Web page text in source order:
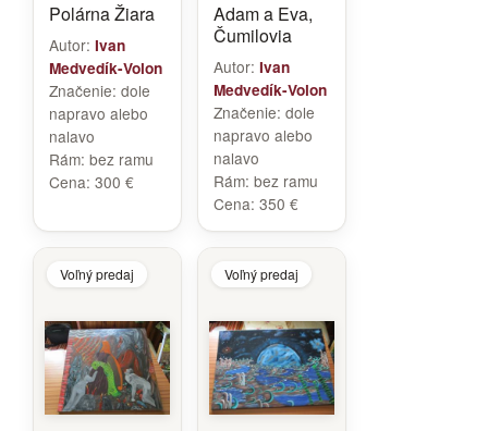
Polárna Žiara
Autor: Ivan
Medvedík-Volon
Značenie: dole
napravo alebo
nalavo
Rám: bez ramu
Cena: 300 €
Adam a Eva,
Čumilovia
Autor: Ivan
Medvedík-Volon
Značenie: dole
napravo alebo
nalavo
Rám: bez ramu
Cena: 350 €
Voľný predaj Voľný predaj